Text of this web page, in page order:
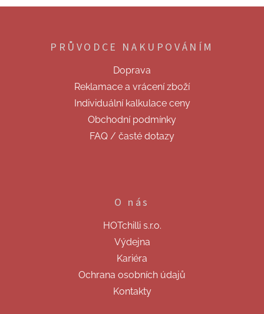
PRŮVODCE NAKUPOVÁNÍM
Doprava
Reklamace a vrácení zboží
Individuální kalkulace ceny
Obchodní podmínky
FAQ / časté dotazy
O nás
HOTchilli s.r.o.
Výdejna
Kariéra
Ochrana osobních údajů
Kontakty